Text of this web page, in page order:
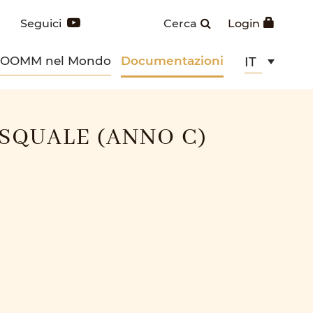
Login
Cerca
Seguici
nel Mondo Documentazioni IT
(ANNO C)